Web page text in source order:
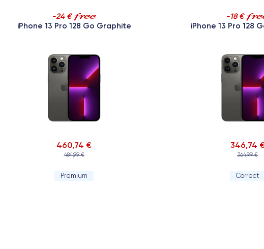
-24 €
iPhone 13 Pro 128 Go Graphite
460,74 €
484,99 €
Premium
-18 €
iPhone 13 Pro 128
346,74
364,99 €
Correct